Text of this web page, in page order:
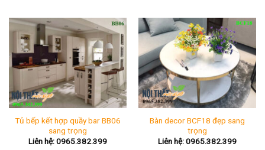
Tủ bếp kết hợp quầy bar BB06
sang trọng
Liên hệ: 0965.382.399
Bàn decor BCF18 đẹp sang
trọng
Liên hệ: 0965.382.399